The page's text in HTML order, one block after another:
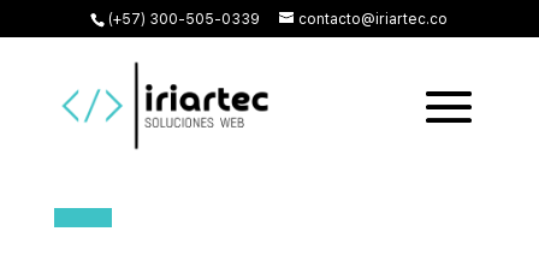
(+57) 300-505-0339 contacto@iriartec.co